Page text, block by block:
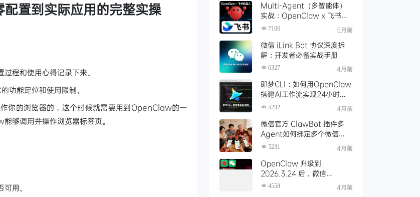
置到实际应用的完整实操
程和使用心得记录下来。
功能定位和使用限制。
你的浏览器的，这个时候就需要用到OpenClaw的一
够调用并操作浏览器标签页。
用。
Multi-Agent（多智能体）
实战：OpenClaw x 飞书机
器人，为每个业务场景打造专
7166 5月前
微信 iLink Bot 协议深度拆
解：开发者必备实战手册
6327 4月前
即梦CLI：如何用OpenClaw
搭建AI工作流实现24小时自
动化生图、生视频创作
5232 4月前
微信官方 ClawBot 插件多
Agent如何绑定多个微信
号？让全家人都用上了
5231 4月前
OpenClaw 升级到
2026.3.24 后，微信
ClawBot 插件更新指南
4558 4月前